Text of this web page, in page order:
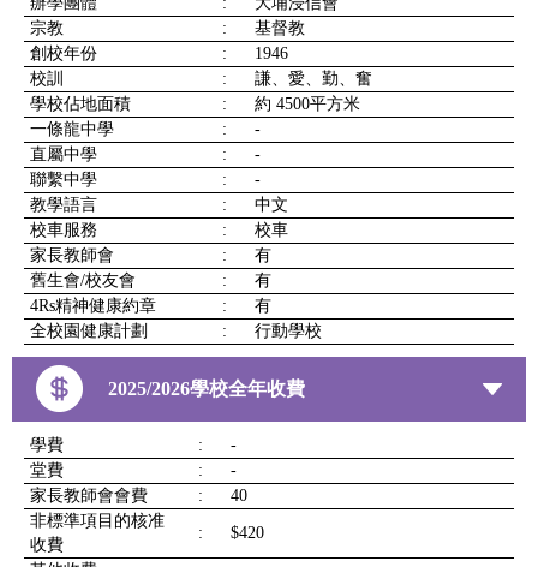
宗教
:
基督教
創校年份
:
1946
校訓
:
謙、愛、勤、奮
學校佔地面積
:
約 4500平方米
一條龍中學
:
-
直屬中學
:
-
聯繫中學
:
-
教學語言
:
中文
校車服務
:
校車
家長教師會
:
有
舊生會/校友會
:
有
4Rs精神健康約章
:
有
全校園健康計劃
: 行動學校
2025/2026學校全年收費
學費 :
-
堂費
:
-
家長教師會會費
:
40
非標準項目的核准
收費
: $420